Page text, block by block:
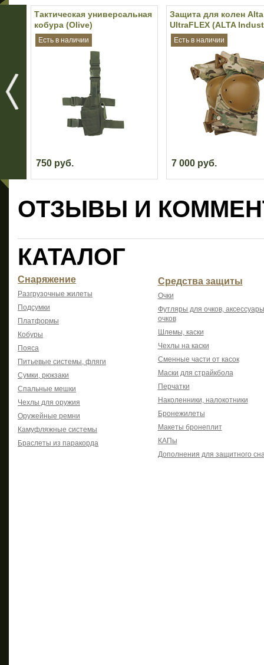
Тактическая универсальная
кобура (Olive)
Есть в наличии
750 руб.
Защита для колен Alta
UltraFLEX (ALTA
(Multicam)
Есть в наличии
7 000 руб.
ОТЗЫВЫ И
КАТАЛОГ
Снаряжение
Разгрузочные жилеты
Подсумки
Платформы
Кобуры
Пояса
Питьевые системы, фляги
Сумки, рюкзаки
Спальные мешки
Чехлы для оружия
Оружейные ремни
Камуфляжные системы
Браслеты из паракорда
Средства защиты
Очки
Футляры для очков,
очков
Шлемы, каски
Чехлы на каски
Сменные части от касок
Маски для страйкбола
Перчатки
Наколенники, налокотники
Бронежилеты
Макеты бронеплит
КАПы
Дополнения для защитного